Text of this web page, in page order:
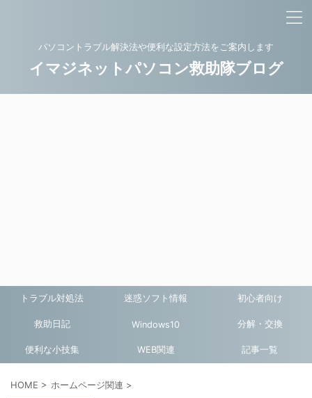
パソコントラブル解決法や便利な設定方法をご案内します
イマジネットパソコン救助隊ブログ
トラブル対処法 迷惑ソフト情報 初心者向け
救助日記 Windows10 分解・交換
便利な小技集 WEB関連 記事一覧
HOME > ホームページ関連 >